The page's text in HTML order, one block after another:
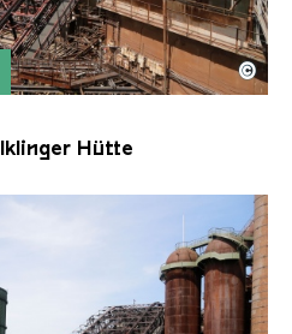
Völklinger Hütte mit
Völklinger Hütte | Karl
©
Hütte